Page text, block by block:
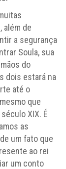
além de
a segurança
Soula, sua
do
dois estará na
até o
que
XIX. É
as
um fato que
ao rei
um conto